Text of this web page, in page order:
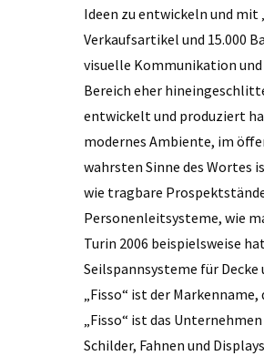
Ideen zu entwickeln und mit
Verkaufsartikel und 15.000
visuelle Kommunikation und
Bereich eher
entwickelt und produziert
modernes Ambiente, im
wahrsten Sinne des Wortes
wie tragbare
Personenleitsysteme, wie
Turin 2006 beispielsweise
Seilspannsysteme für
„Fisso“ ist der
„Fisso“ ist das
Schilder, Fahnen und